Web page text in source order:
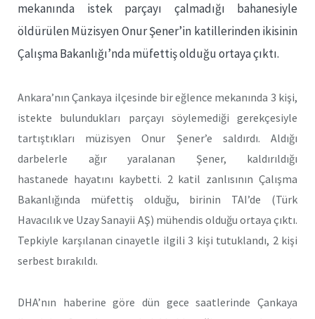
mekanında istek parçayı çalmadığı bahanesiyle
öldürülen Müzisyen Onur Şener’in katillerinden ikisinin
Çalışma Bakanlığı’nda müfettiş olduğu ortaya çıktı.
Ankara’nın Çankaya ilçesinde bir eğlence mekanında 3 kişi,
istekte bulundukları parçayı söylemediği gerekçesiyle
tartıştıkları müzisyen Onur Şener’e saldırdı. Aldığı
darbelerle ağır yaralanan Şener, kaldırıldığı
hastanede hayatını kaybetti. 2 katil zanlısının Çalışma
Bakanlığında müfettiş olduğu, birinin TAI’de (Türk
Havacılık ve Uzay Sanayii AŞ) mühendis olduğu ortaya çıktı.
Tepkiyle karşılanan cinayetle ilgili 3 kişi tutuklandı, 2 kişi
serbest bırakıldı.
DHA’nın haberine göre dün gece saatlerinde Çankaya